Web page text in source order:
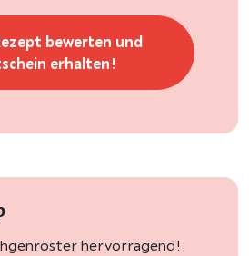
bewerten und
erhalten!
hervorragend!